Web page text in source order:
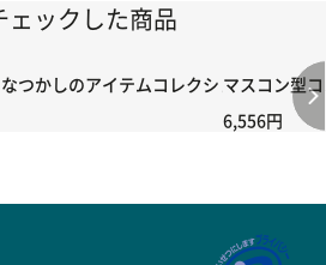
ェックした商品
ント切り替えスイッチRC-02/C002 /
つかしのアイテムコレクション 第58号
マスコン型
6,556円